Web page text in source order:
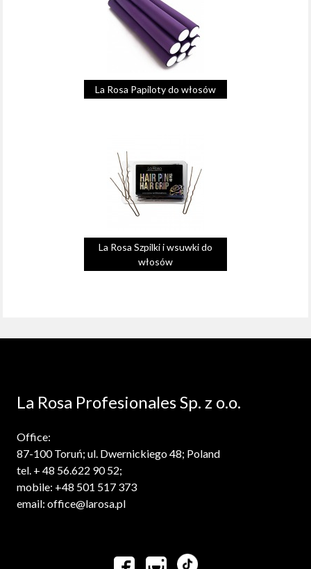
La Rosa Papiloty do włosów
La Rosa Szpilki i wsuwki do
włosów
La Rosa Profesionales Sp. z o.o.
Office:
87-100 Toruń; ul. Dwernickiego 48; Poland
tel. + 48 56.622 90 52;
mobile: +48 501 517 373
email: office@larosa.pl